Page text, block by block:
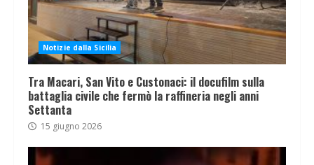
Notizie dalla Sicilia
Tra Macari, San Vito e Custonaci: il docufilm sulla
battaglia civile che fermò la raffineria negli anni
Settanta
15 giugno 2026